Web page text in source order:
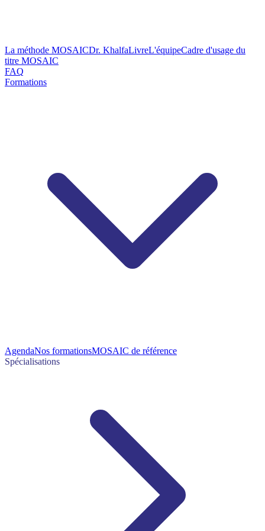
La méthode MOSAICDr. KhalfaLivreL'équipeCadre d'usage du
titre MOSAIC
FAQ
Formations
AgendaNos formationsMOSAIC de référence
Spécialisations